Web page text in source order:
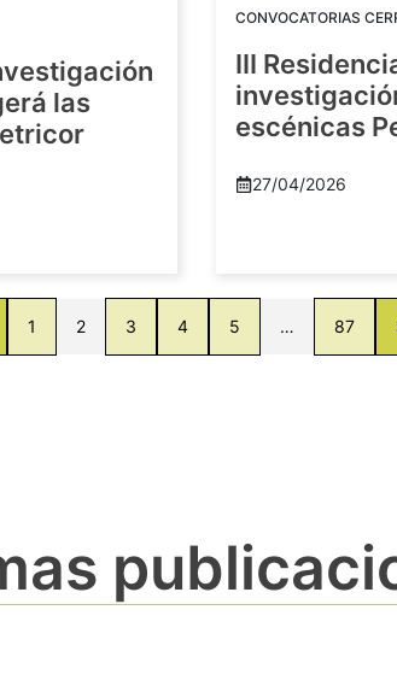
las
CONVOCATORIAS
III
escénicas
27/04/2026
1 2 3 4 5 … 87